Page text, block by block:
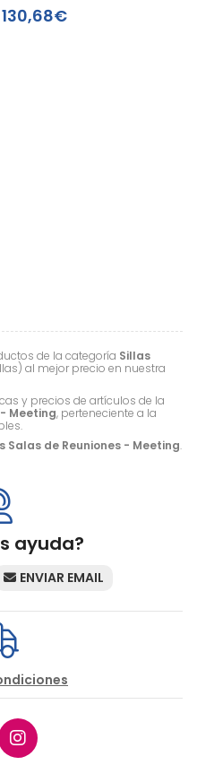
de la categoría Sillas
al mejor precio en nuestra
y precios de artículos de la
Meeting, perteneciente a la
Salas de Reuniones - Meeting.
130,68€
ayuda?
ENVIAR EMAIL